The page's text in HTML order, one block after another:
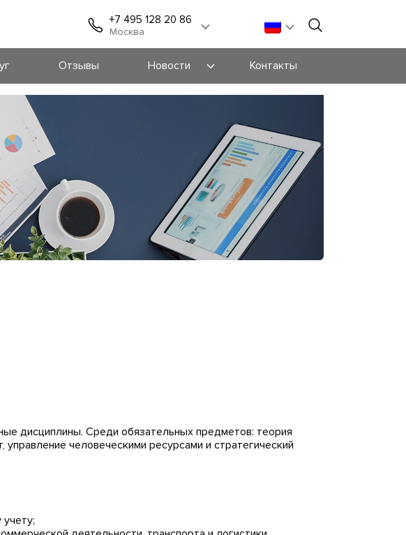
+7 495 128 20 86
Москва
Отзывы Новости
Мероприятия
Контакты
дисциплины. Среди обязательных предметов: теория
человеческими ресурсами и стратегический